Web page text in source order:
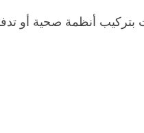
أنظمة صحية أو